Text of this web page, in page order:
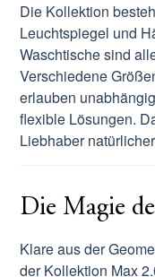
Die Kollektion
Leuchtspiegel und
Waschtische sind
Verschiedene
erlauben
flexible Lösungen.
Liebhaber
Die Magie
Klare aus der
der Kollektion Max